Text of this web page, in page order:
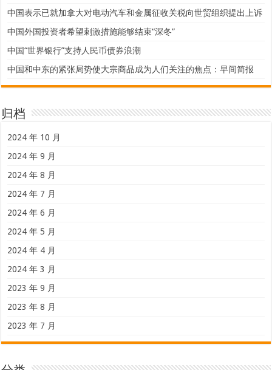
中国表示已就加拿大对电动汽车和金属征收关税向世贸组织提出上诉
中国外国投资者希望刺激措施能够结束“深冬”
中国“世界银行”支持人民币债券浪潮
中国和中东的紧张局势使大宗商品成为人们关注的焦点：早间简报
归档
2024 年 10 月
2024 年 9 月
2024 年 8 月
2024 年 7 月
2024 年 6 月
2024 年 5 月
2024 年 4 月
2024 年 3 月
2023 年 9 月
2023 年 8 月
2023 年 7 月